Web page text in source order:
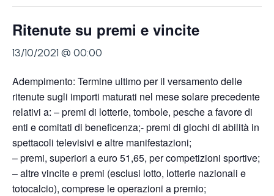
Ritenute su premi e vincite
13/10/2021 @ 00:00
Adempimento: Termine ultimo per il versamento delle
ritenute sugli importi maturati nel mese solare precedente
relativi a: – premi di lotterie, tombole, pesche a favore di
enti e comitati di beneficenza;- premi di giochi di abilità in
spettacoli televisivi e altre manifestazioni;
– premi, superiori a euro 51,65, per competizioni sportive;
– altre vincite e premi (esclusi lotto, lotterie nazionali e
totocalcio), comprese le operazioni a premio;